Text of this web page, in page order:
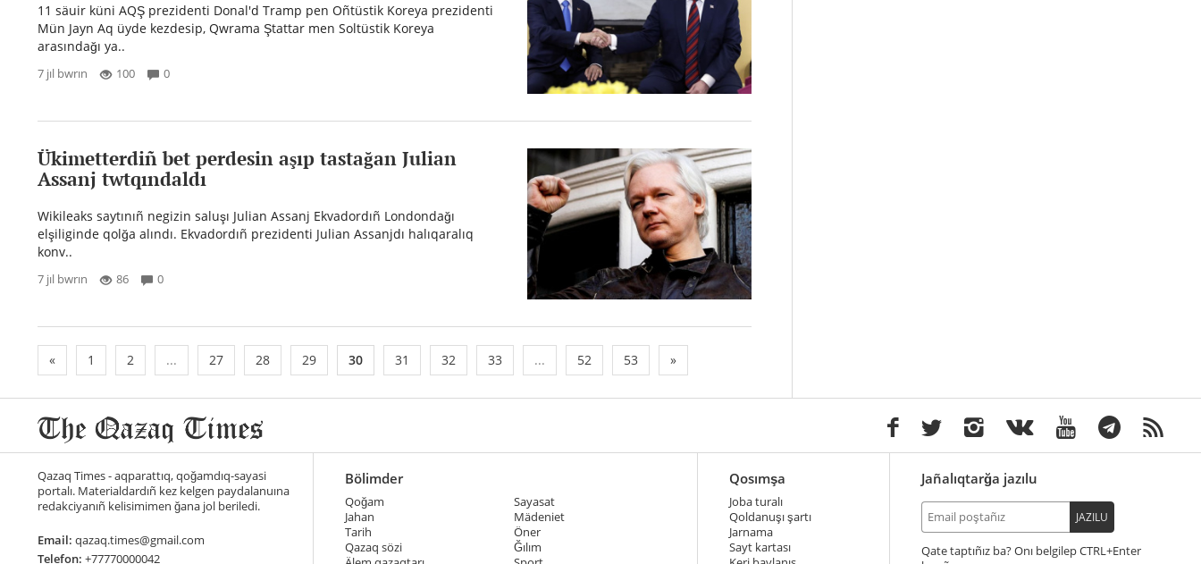
11 säuir küni AQŞ prezidenti Donal'd Tramp pen Oñtüstik Koreya prezidenti
Mün Jayn Aq üyde kezdesip, Qwrama Ştattar men Soltüstik Koreya
arasındağı ya..
7 jıl bwrın 100 0
Ükimetterdiñ bet perdesin aşıp tastağan Julian
Assanj twtqındaldı
Wikileaks saytınıñ negizin saluşı Julian Assanj Ekvadordıñ Londondağı
elşiliginde qolğa alındı. Ekvadordıñ prezidenti Julian Assanjdı halıqaralıq
konv..
7 jıl bwrın 86 0
« 1 2 ... 27 28 29 30 31 32 33 ... 52 53 »
Qazaq Times - aqparattıq, qoğamdıq-sayasi
portalı. Materialdardıñ kez kelgen paydalanuına
redakciyanıñ kelisimimen ğana jol beriledi.
Email: qazaq.times@gmail.com
Telefon: +77770000042
Bölimder
Qoğam
Jahan
Tarih
Qazaq sözi
Sayasat
Mädeniet
Öner
Ğılım
Qosımşa
Joba turalı
Qoldanuşı şartı
Jarnama
Sayt kartası
Jañalıqtarğa jazılu
JAZILU
Qate taptıñız ba? Onı belgilep
+Enter